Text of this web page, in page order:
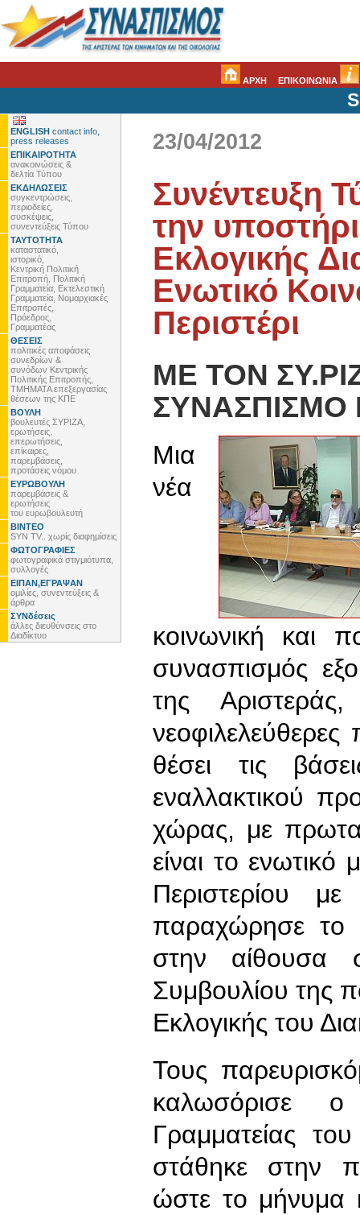
ΑΡΧΗ ΕΠΙΚΟΙΝΩΝΙΑ
ENGLISH contact info,
press releases
ΕΠΙΚΑΙΡΟΤΗΤΑ
ανακοινώσεις &
δελτία Τύπου
ΕΚΔΗΛΩΣΕΙΣ
συγκεντρώσεις,
περιοδείες,
συσκέψεις,
συνεντεύξεις Τύπου
ΤΑΥΤΟΤΗΤΑ
καταστατικό,
ιστορικό,
Κεντρική Πολιτική
Επιτροπή, Πολιτική
Γραμματεία, Εκτελεστική
Γραμματεία, Νομαρχιακές
Επιτροπές,
Πρόεδρος,
Γραμματέας
ΘΕΣΕΙΣ
πολιτικές αποφάσεις
συνεδρίων &
συνόδων Κεντρικής
Πολιτικής Επιτροπής,
ΤΜΗΜΑΤΑ επεξεργασίας
θέσεων της ΚΠΕ
ΒΟΥΛΗ
βουλευτές ΣΥΡΙΖΑ,
ερωτήσεις,
επερωτήσεις,
επίκαιρες,
παρεμβάσεις,
προτάσεις νόμου
ΕΥΡΩΒΟΥΛΗ
παρεμβάσεις &
ερωτήσεις
του ευρωβουλευτή
ΒΙΝΤΕΟ
SYN TV.. χωρίς διαφημίσεις
ΦΩΤΟΓΡΑΦΙΕΣ
φωτογραφικά στιγμιότυπα,
συλλογές
ΕΙΠΑΝ,ΕΓΡΑΨΑΝ
ομιλίες, συνεντεύξεις &
άρθρα
ΣΥΝδέσεις
άλλες διευθύνσεις στο
Διαδίκτυο
23/04/2012
Συνέντευξη
την
Εκλογικής
Ενωτικό
Περιστέρι
ΜΕ ΤΟΝ
ΣΥΝΑΣΠΙΣΜΟ
Μια
νέα
κοινωνική και
συνασπισμός
της
νεοφιλελεύθερες
θέσει τις
εναλλακτικού
χώρας, με
είναι το
Περιστερίου
παραχώρησε το
στην αίθουσα
Συμβουλίου της
Εκλογικής του
Τους
καλωσόρισε ο
Γραμματείας
στάθηκε στην
ώστε το μήνυμα